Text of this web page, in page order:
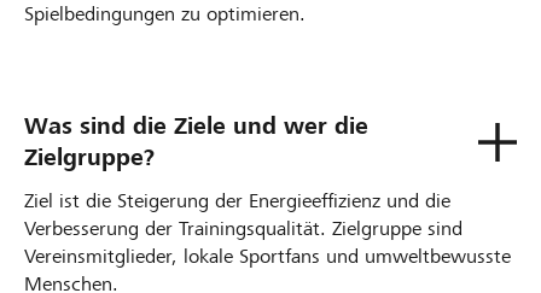
Spielbedingungen zu optimieren.
Was sind die Ziele und wer die
Zielgruppe?
Ziel ist die Steigerung der Energieeffizienz und die
Verbesserung der Trainingsqualität. Zielgruppe sind
Vereinsmitglieder, lokale Sportfans und umweltbewusste
Menschen.